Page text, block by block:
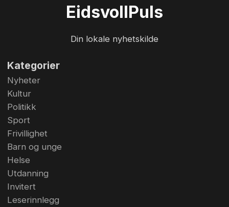
EidsvollPuls
Din lokale nyhetskilde
Kategorier
Nyheter
Kultur
Politikk
Sport
Frivillighet
Barn og unge
Helse
Utdanning
Invitert
Leserinnlegg